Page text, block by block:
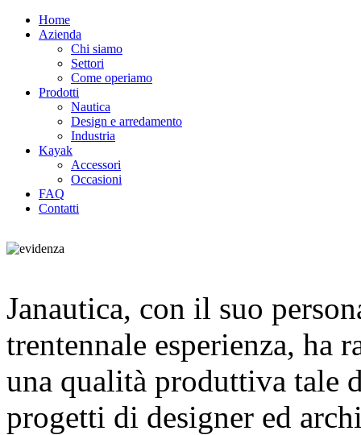
Home
Azienda
Chi siamo
Settori
Come operiamo
Prodotti
Nautica
Design e arredamento
Industria
Kayak
Accessori
Occasioni
FAQ
Contatti
Janautica, con il suo
trentennale esperienza, ha
una qualità produttiva tale
progetti di designer ed